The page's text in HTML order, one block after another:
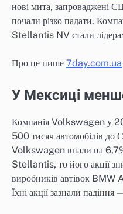
нові мита, запроваджені
почали різко падати.
Stellantis NV стали
Про це пише 7day.com.ua
У Мексиці
Компанія Volkswagen у
500 тисяч автомобілів
Volkswagen впали на
Stellantis, то його акції
виробників автівок
Їхні акції зазнали